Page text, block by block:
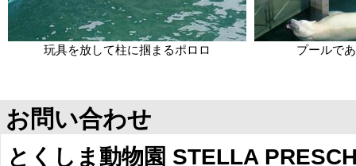
玩具を放して柱に掴まるポロロ プールで
お問い合わせ
とくしま動物園 STELLA